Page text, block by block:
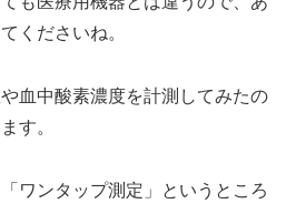
くださいね。
血中酸素濃度を計測してみたの
す。
ワンタップ測定」というところ